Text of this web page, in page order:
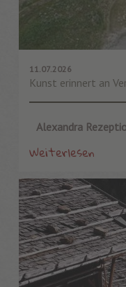
11.07.2026
Kunst erinnert an
Alexandra
Weiterlesen